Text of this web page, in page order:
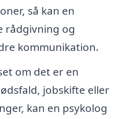
så kan en
rådgivning og
kommunikation.
om det er en
jobskifte eller
kan en psykolog